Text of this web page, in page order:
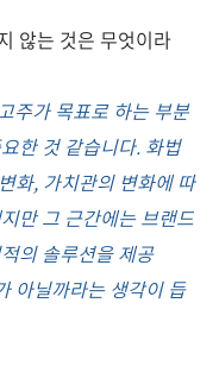
않는 것은 무엇이라
주가 목표로 하는 부분
한 것 같습니다. 화법
화, 가치관의 변화에 따
만 그 근간에는 브랜드
의 솔루션을 제공
아닐까라는 생각이 듭